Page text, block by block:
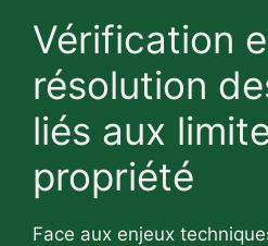
Vérification
résolution
liés aux
propriété
Face aux enjeux